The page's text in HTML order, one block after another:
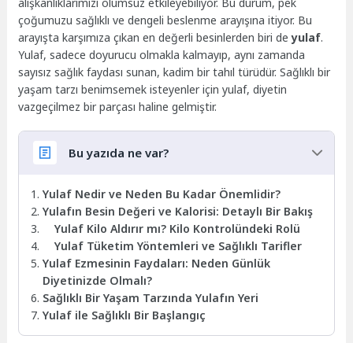
alışkanlıklarımızı olumsuz etkileyebiliyor. Bu durum, pek
çoğumuzu sağlıklı ve dengeli beslenme arayışına itiyor. Bu
arayışta karşımıza çıkan en değerli besinlerden biri deyulaf.
Yulaf, sadece doyurucu olmakla kalmayıp, aynı zamanda
sayısız sağlık faydası sunan, kadim bir tahıl türüdür. Sağlıklı bir
yaşam tarzı benimsemek isteyenler için yulaf, diyetin
vazgeçilmez bir parçası haline gelmiştir.
Bu yazıda ne var?
Yulaf Nedir ve Neden Bu Kadar Önemlidir?
Yulafın Besin Değeri ve Kalorisi: Detaylı Bir Bakış
Yulaf Kilo Aldırır mı? Kilo Kontrolündeki Rolü
Yulaf Tüketim Yöntemleri ve Sağlıklı Tarifler
Yulaf Ezmesinin Faydaları: Neden Günlük
Diyetinizde Olmalı?
Sağlıklı Bir Yaşam Tarzında Yulafın Yeri
Yulaf ile Sağlıklı Bir Başlangıç